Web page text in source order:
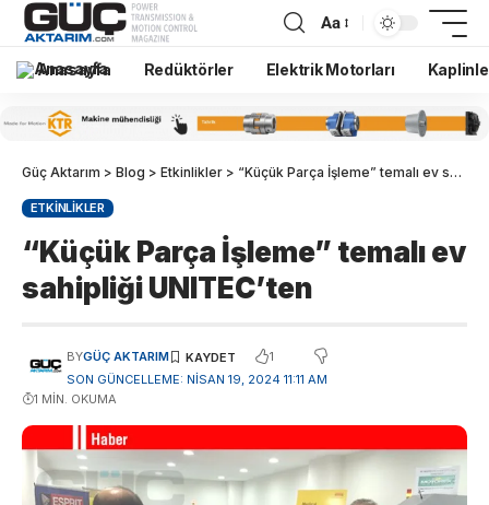
Aa
Anasayfa Redüktörler Elektrik Motorları
Güç Aktarım > Blog > Etkinlikler > “Küçük Parça İşleme” temalı ev sahipliği UNITEC’ten
ETKINLIKLER
“Küçük Parça İşleme” temalı ev
sahipliği UNITEC’ten
SON GÜNCELLEME: NISAN 19, 2024 11:11 AM
BYGÜÇ AKTARIM 1
1 MIN. OKUMA